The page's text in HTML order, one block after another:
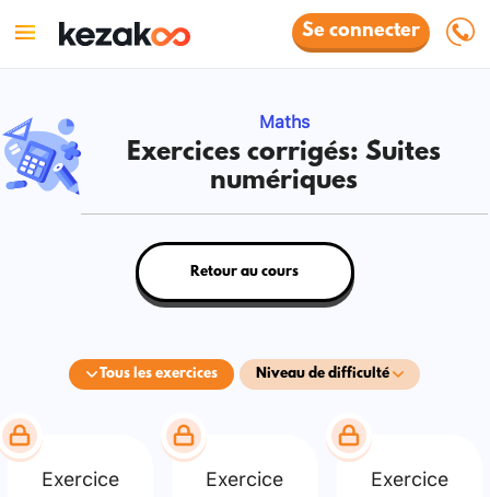
Se connecter
Maths
Exercices corrigés: Suites
numériques
Tous les exercices Niveau de difficulté
Retour au cours
Exercice Exercice Exercice